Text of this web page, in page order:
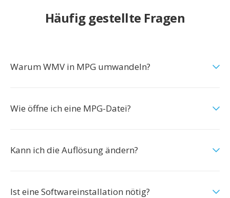
Häufig gestellte Fragen
Warum WMV in MPG umwandeln?
Wie öffne ich eine MPG-Datei?
Kann ich die Auflösung ändern?
Ist eine Softwareinstallation nötig?